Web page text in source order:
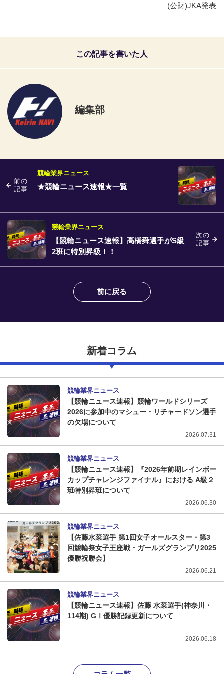
(公財)JKA発表
この記事を書いた人
編集部
前の
記事
競輪業界ニュース
★競輪ニュース速報★一覧
次の
記事
競輪業界ニュース
【競輪ニュース速報】高橋舜選手がS級
2班に特別昇級！！
前に戻る
新着コラム
競輪業界ニュース
【競輪ニュース速報】競輪ワールドシリーズ
2026に参加中のマシュー・リチャードソン選手
の欠場について
2026.07.31
競輪業界ニュース
【競輪ニュース速報】『2026年前期レインボー
カップチャレンジファイナル』における A級２
班特別昇班について
2026.06.30
競輪業界ニュース
【佐藤水菜選手 第1回女子オールスター・第3
回競輪祭女子王座戦・ガールズグランプリ2025
優勝祝勝会】
2026.06.21
競輪業界ニュース
【競輪ニュース速報】佐藤 水菜選手(神奈川・
114期) GⅠ優勝記録更新について
2026.06.18